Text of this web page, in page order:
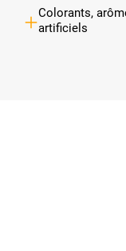
Colorants,
artificiels